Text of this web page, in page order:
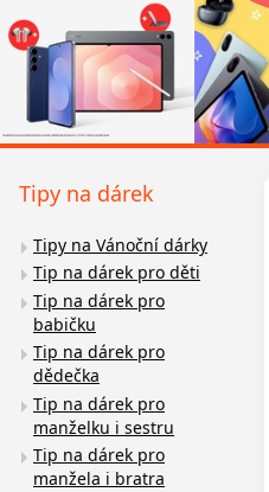
Tipy na dárek
Tipy na Vánoční dárky
Tip na dárek pro děti
Tip na dárek pro
babičku
Tip na dárek pro
dědečka
Tip na dárek pro
manželku i sestru
Tip na dárek pro
manžela i bratra